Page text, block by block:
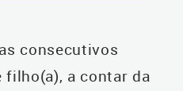
consecutivos
a contar da